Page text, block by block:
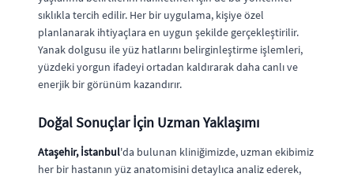
sıklıkla tercih edilir. Her bir uygulama, kişiye özel
planlanarak ihtiyaçlara en uygun şekilde gerçekleştirilir.
Yanak dolgusu ile yüz hatlarını belirginleştirme işlemleri,
yüzdeki yorgun ifadeyi ortadan kaldırarak daha canlı ve
enerjik bir görünüm kazandırır.
Doğal Sonuçlar İçin Uzman Yaklaşımı
Ataşehir, İstanbul'da bulunan kliniğimizde, uzman ekibimiz
her bir hastanın yüz anatomisini detaylıca analiz ederek,